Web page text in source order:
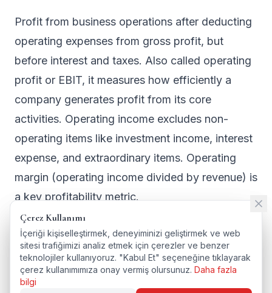
Profit from business operations after deducting
operating expenses from gross profit, but
before interest and taxes. Also called operating
profit or EBIT, it measures how efficiently a
company generates profit from its core
activities. Operating income excludes non-
operating items like investment income, interest
expense, and extraordinary items. Operating
margin (operating income divided by revenue) is
a key profitability metric.
← SÖZLÜĞE DÖN
ENGLISH VERSION
Çerez Kullanımı
İçeriği kişiselleştirmek, deneyiminizi geliştirmek ve web
sitesi trafiğimizi analiz etmek için çerezler ve benzer
teknolojiler kullanıyoruz. "Kabul Et" seçeneğine tıklayarak
çerez kullanımımıza onay vermiş olursunuz. Daha fazla
bilgi
Çerez Kullanımı
İçeriği kişiselleştirmek, deneyiminizi geliştirmek ve web
sitesi trafiğimizi analiz etmek için çerezler ve benzer
teknolojiler kullanıyoruz. "Kabul Et" seçeneğine tıklayarak
çerez kullanımımıza onay vermiş olursunuz. Daha fazla
bilgi